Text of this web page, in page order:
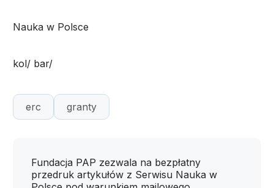
Nauka w Polsce
kol/ bar/
erc granty
Fundacja PAP zezwala na bezpłatny
przedruk artykułów z Serwisu Nauka w